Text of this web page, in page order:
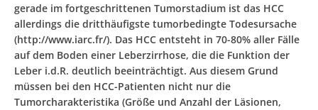
gerade im fortgeschrittenen Tumorstadium ist das HCC
allerdings die dritthäufigste tumorbedingte Todesursache
(http://www.iarc.fr/). Das HCC entsteht in 70-80% aller Fälle
auf dem Boden einer Leberzirrhose, die die Funktion der
Leber i.d.R. deutlich beeinträchtigt. Aus diesem Grund
müssen bei den HCC-Patienten nicht nur die
Tumorcharakteristika (Größe und Anzahl der Läsionen,